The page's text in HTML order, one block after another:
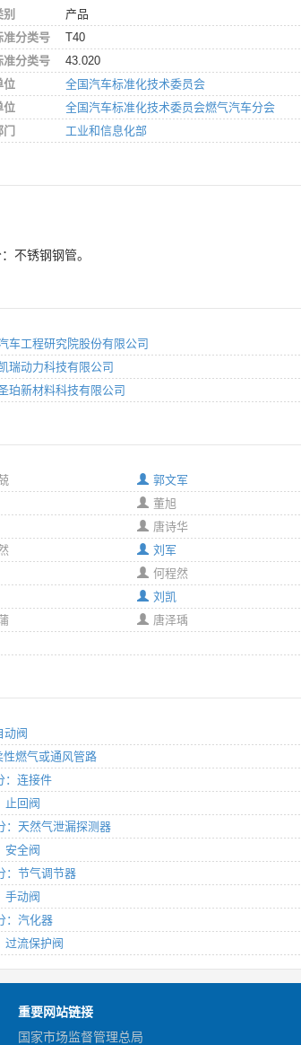
产品
准分类号
T40
准分类号
43.020
位
全国汽车标准化技术委员会
位
全国汽车标准化技术委员会燃气汽车分会
门
工业和信息化部
不锈钢钢管。
车工程研究院股份有限公司
瑞动力科技有限公司
珀新材料科技有限公司
郭文军
董旭
唐诗华
刘军
何程然
刘凯
唐泽瑀
动阀
燃气或通风管路
：连接件
止回阀
：天然气泄漏探测器
安全阀
：节气调节器
手动阀
：汽化器
过流保护阀
重要网站链接
国家市场监督管理总局